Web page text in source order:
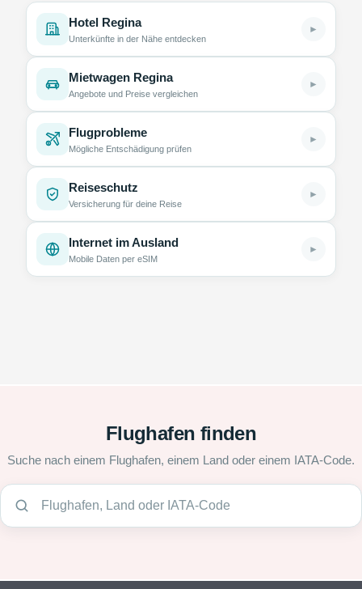
Hotel Regina
Unterkünfte in der Nähe entdecken
►
Mietwagen Regina
Angebote und Preise vergleichen
►
Flugprobleme
Mögliche Entschädigung prüfen
►
Reiseschutz
Versicherung für deine Reise
►
Internet im Ausland
Mobile Daten per eSIM
►
Flughafen finden
Suche nach einem Flughafen, einem Land oder einem IATA-Code.